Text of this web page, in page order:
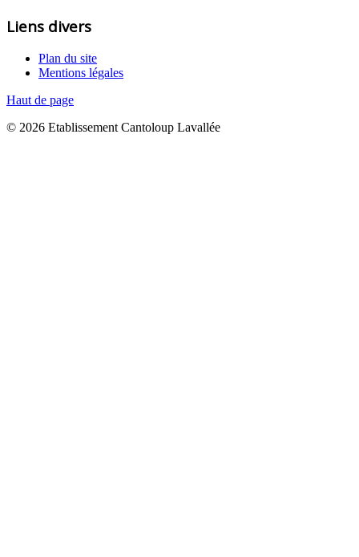
Liens divers
Plan du site
Mentions légales
Haut de page
© 2026 Etablissement Cantoloup Lavallée